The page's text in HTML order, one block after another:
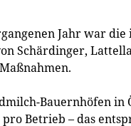
Jahr war
Schärdinger,
Bauernhöfen
Betrieb – das